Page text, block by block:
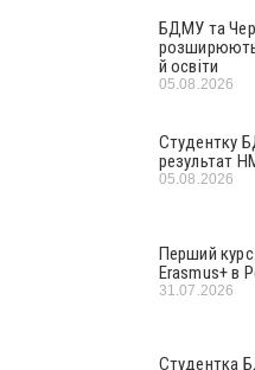
БДМУ та
розширюють
й освіти
05.08.2026
Студентку
результат
05.08.2026
Перший курс
Erasmus+ в
31.07.2026
Студентка